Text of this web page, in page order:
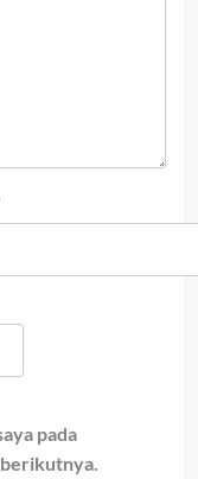
pada